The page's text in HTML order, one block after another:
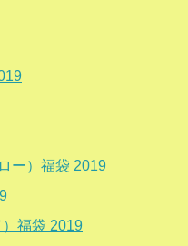
ー）福袋 2019
福袋 2019